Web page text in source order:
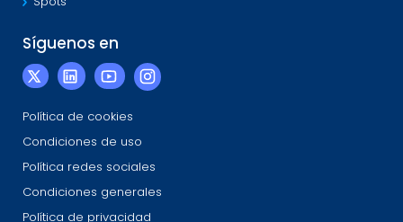
Síguenos en
Política de cookies
Condiciones de uso
Política redes sociales
Condiciones generales
Política de privacidad